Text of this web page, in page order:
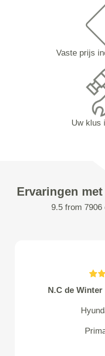
Vaste prijs
Uw klus
Ervaringen
9.5 from
N.C de